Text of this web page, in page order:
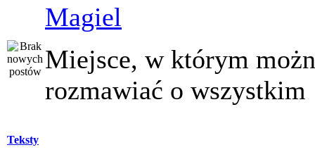
Magiel
Miejsce, w którym
rozmawiać o wszystkim
Teksty